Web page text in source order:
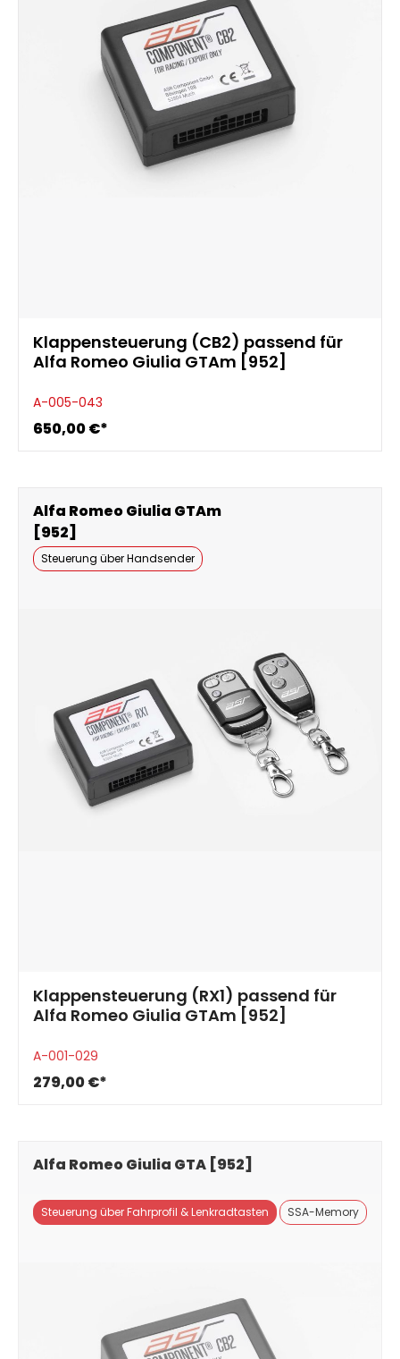
Klappensteuerung (CB2) passend für
Alfa Romeo Giulia GTAm [952]
A-005-043
650,00 €*
Klappensteuerung (RX1) passend für
Alfa Romeo Giulia GTAm [952]
A-001-029
Alfa Romeo Giulia GTAm
[952]
Steuerung über Handsender
279,00 €*
Alfa Romeo Giulia GTA [952]
Steuerung über Fahrprofil & Lenkradtasten SSA-Memory